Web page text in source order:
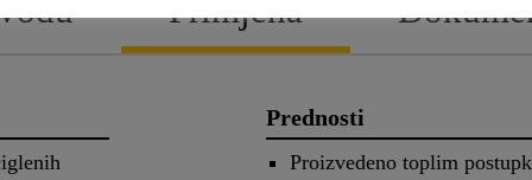
Primjena
Prednosti
Proizvedeno toplim